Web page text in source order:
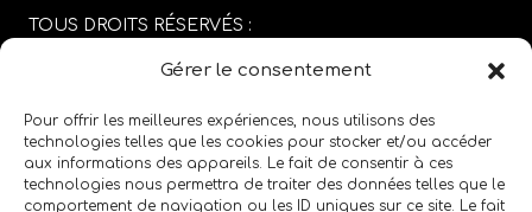
Gérer le consentement
Pour offrir les meilleures expériences, nous utilisons des
technologies telles que les cookies pour stocker et/ou accéder
aux informations des appareils. Le fait de consentir à ces
technologies nous permettra de traiter des données telles que le
comportement de navigation ou les ID uniques sur ce site. Le fait
TOUS DROITS RÉSERVÉS :
CONCEPTION DU SITE :
MENTIONS LÉGALES/CGV